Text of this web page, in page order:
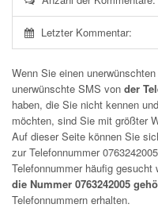
Letzter Kommentar:
Wenn Sie einen
unerwünschte SMS von der
haben, die Sie nicht kennen
möchten, sind Sie mit größter
Auf dieser Seite können Sie
zur Telefonnummer0763242005
Telefonnummer häufig
die Nummer 0763242005
Telefonnummern erhalten.